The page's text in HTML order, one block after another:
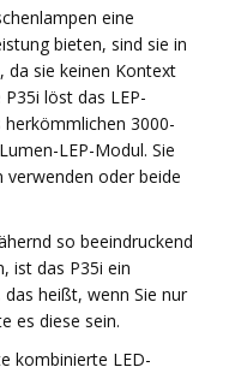
eine
bieten, sind sie in
da sie keinen Kontext
löst das LEP-
3000-
LEP-Modul. Sie
verwenden oder beide
so beeindruckend
ist das P35i ein
heißt, wenn Sie nur
es diese sein.
kombinierte LED-